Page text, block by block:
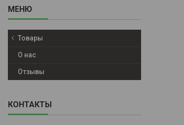
Товары
О нас
Отзывы
КОНТАКТЫ